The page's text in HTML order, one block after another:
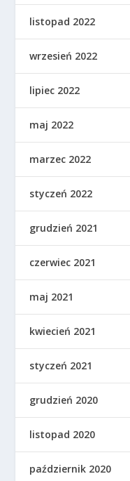
listopad 2022
wrzesień 2022
lipiec 2022
maj 2022
marzec 2022
styczeń 2022
grudzień 2021
czerwiec 2021
maj 2021
kwiecień 2021
styczeń 2021
grudzień 2020
listopad 2020
październik 2020